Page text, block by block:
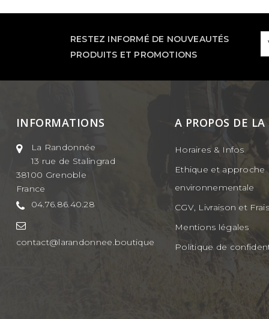
RESTEZ INFORMÉ DE NOUVEAUTÉS
PRODUITS ET PROMOTIONS
INFORMATIONS
La Randonnée
13 rue de Stalingrad
38100 Grenoble
France
04.76.86.40.28
contact@larandonnee.boutique
A PROPOS DE
Horaires & Infos
Ethique et approche
environnementale
CGV, Livraison et
Mentions légales
Politique de